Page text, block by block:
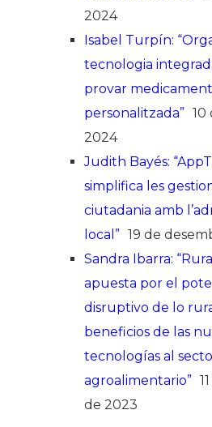
2024
Isabel Turpín:
tecnologia
provar
personalitzada” 10
2024
Judith Bayés:
simplifica les
ciutadania amb
local” 19 de
Sandra Ibarra:
apuesta por el
disruptivo de lo
beneficios de las
tecnologías al
agroalimentario”
de 2023